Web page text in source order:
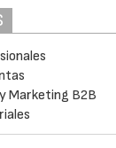
Marketing B2B